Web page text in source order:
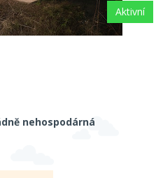
Aktivní
nehospodárná